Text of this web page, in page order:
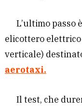
L’ultimo passo
elicottero
verticale)
aerotaxi.
Il test, che